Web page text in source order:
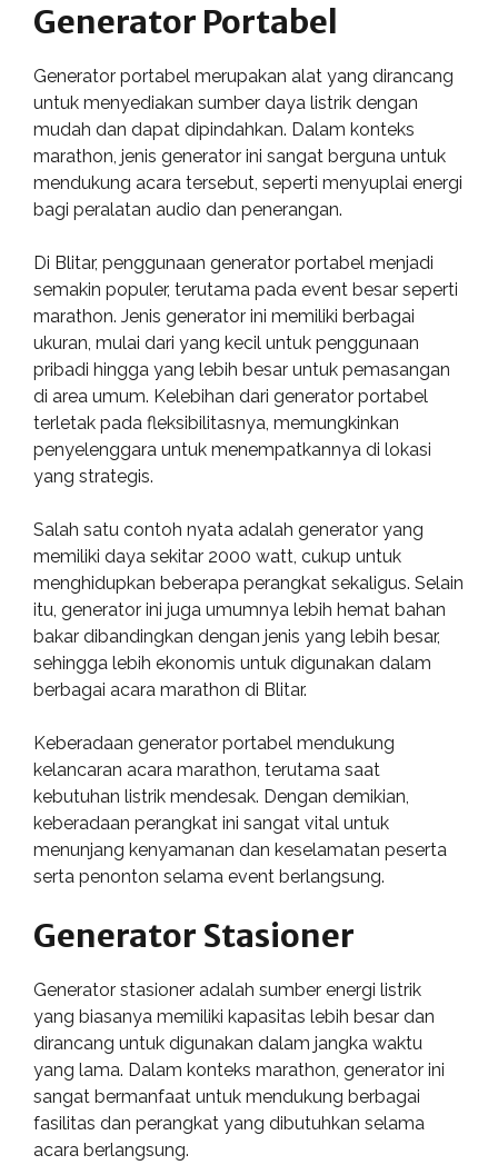
Generator Portabel
Generator portabel merupakan alat yang dirancang
untuk menyediakan sumber daya listrik dengan
mudah dan dapat dipindahkan. Dalam konteks
marathon, jenis generator ini sangat berguna untuk
mendukung acara tersebut, seperti menyuplai energi
bagi peralatan audio dan penerangan.
Di Blitar, penggunaan generator portabel menjadi
semakin populer, terutama pada event besar seperti
marathon. Jenis generator ini memiliki berbagai
ukuran, mulai dari yang kecil untuk penggunaan
pribadi hingga yang lebih besar untuk pemasangan
di area umum. Kelebihan dari generator portabel
terletak pada fleksibilitasnya, memungkinkan
penyelenggara untuk menempatkannya di lokasi
yang strategis.
Salah satu contoh nyata adalah generator yang
memiliki daya sekitar 2000 watt, cukup untuk
menghidupkan beberapa perangkat sekaligus. Selain
itu, generator ini juga umumnya lebih hemat bahan
bakar dibandingkan dengan jenis yang lebih besar,
sehingga lebih ekonomis untuk digunakan dalam
berbagai acara marathon di Blitar.
Keberadaan generator portabel mendukung
kelancaran acara marathon, terutama saat
kebutuhan listrik mendesak. Dengan demikian,
keberadaan perangkat ini sangat vital untuk
menunjang kenyamanan dan keselamatan peserta
serta penonton selama event berlangsung.
Generator Stasioner
Generator stasioner adalah sumber energi listrik
yang biasanya memiliki kapasitas lebih besar dan
dirancang untuk digunakan dalam jangka waktu
yang lama. Dalam konteks marathon, generator ini
sangat bermanfaat untuk mendukung berbagai
fasilitas dan perangkat yang dibutuhkan selama
acara berlangsung.